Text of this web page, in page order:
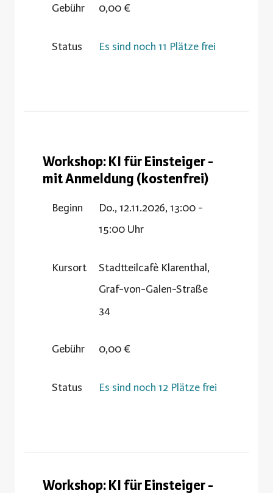
Gebühr 0,00 €
Status Es sind noch 11 Plätze frei
Workshop: KI für Einsteiger -
mit Anmeldung (kostenfrei)
Beginn
Do., 12.11.2026, 13:00 -
15:00 Uhr
Kursort
Stadtteilcafè Klarenthal,
Graf-von-Galen-Straße
34
Gebühr 0,00 €
Status Es sind noch 12 Plätze frei
Workshop: KI für Einsteiger -